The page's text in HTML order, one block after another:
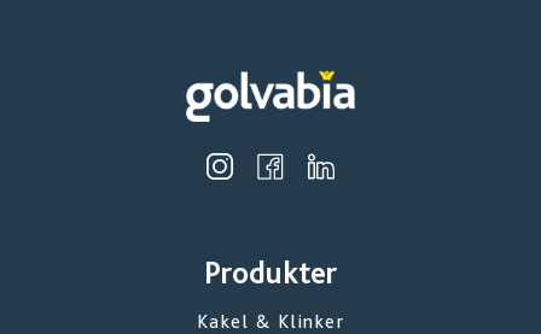
Produkter
Kakel & Klinker